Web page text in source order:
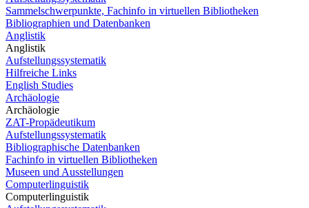
Sammelschwerpunkte, Fachinfo in virtuellen Bibliotheken
Bibliographien und Datenbanken
Anglistik
Anglistik
Aufstellungssystematik
Hilfreiche Links
English Studies
Archäologie
Archäologie
ZAT-Propädeutikum
Aufstellungssystematik
Bibliographische Datenbanken
Fachinfo in virtuellen Bibliotheken
Museen und Ausstellungen
Computerlinguistik
Computerlinguistik